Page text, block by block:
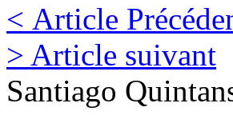
< Article
> Article suivant
Santiago